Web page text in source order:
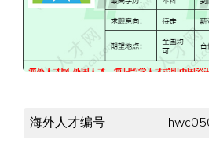
海外人才编号